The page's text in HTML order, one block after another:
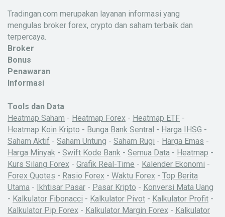
Tradingan.com merupakan layanan informasi yang
mengulas broker forex, crypto dan saham terbaik dan
terpercaya.
Broker
Bonus
Penawaran
Informasi
Tools dan Data
Heatmap Saham - Heatmap Forex - Heatmap ETF -
Heatmap Koin Kripto - Bunga Bank Sentral - Harga IHSG -
Saham Aktif - Saham Untung - Saham Rugi - Harga Emas -
Harga Minyak - Swift Kode Bank - Semua Data - Heatmap -
Kurs Silang Forex - Grafik Real-Time - Kalender Ekonomi -
Forex Quotes - Rasio Forex - Waktu Forex - Top Berita
Utama - Ikhtisar Pasar - Pasar Kripto - Konversi Mata Uang
- Kalkulator Fibonacci - Kalkulator Pivot - Kalkulator Profit -
Kalkulator Pip Forex - Kalkulator Margin Forex - Kalkulator